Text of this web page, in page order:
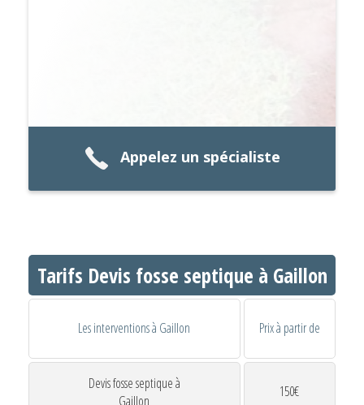
Appelez un spécialiste
Tarifs Devis fosse septique à Gaillon
Les interventions à Gaillon Prix à partir de
Devis fosse septique à
Gaillon
150€